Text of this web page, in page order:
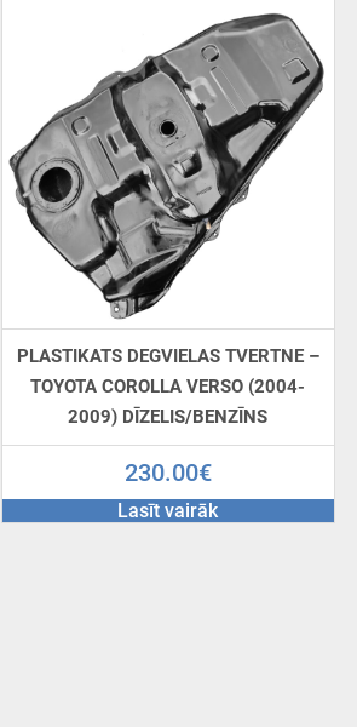
PLASTIKATS DEGVIELAS TVERTNE –
TOYOTA COROLLA VERSO (2004-
2009) DĪZELIS/BENZĪNS
230.00€
Lasīt vairāk